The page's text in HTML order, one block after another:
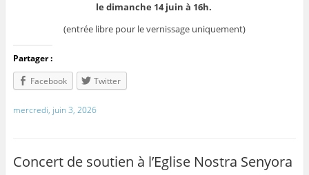
le dimanche 14 juin à 16h.
(entrée libre pour le vernissage uniquement)
Partager :
Facebook
Twitter
mercredi, juin 3, 2026
Concert de soutien à l’Eglise Nostra Senyora